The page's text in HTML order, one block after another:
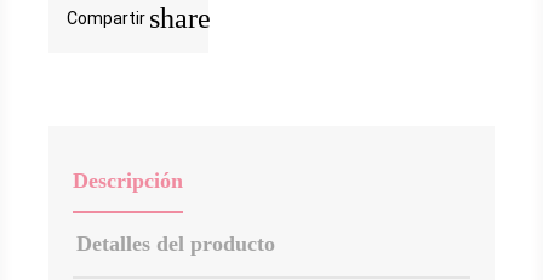
Compartir share
Descripción
Detalles del producto